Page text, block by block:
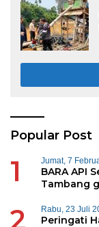
Popular Post
1 Jumat, 7
BARA API
Tambang
2 Rabu, 23 Juli
Peringati